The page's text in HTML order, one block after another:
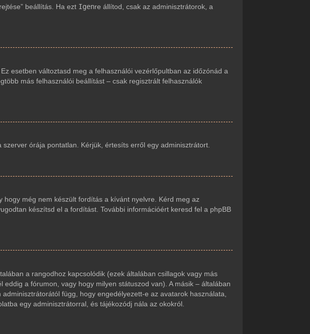
beállítás. Ha ezt Igenre állítod, csak az adminisztrátorok, a
esetben változtasd meg a felhasználói vezérlőpultban az időzónád a
más felhasználói beállítást – csak regisztrált felhasználók
órája pontatlan. Kérjük, értesíts erről egy adminisztrátort.
még nem készült fordítás a kívánt nyelvre. Kérd meg az
készítsd el a fordítást. További információért keresd fel a phpBB
a rangodhoz kapcsolódik (ezek általában csillagok vagy más
a fórumon, vagy hogy milyen státuszod van). A másik – általában
függ, hogy engedélyezett-e az avatarok használata,
egy adminisztrátorral, és tájékozódj nála az okokról.